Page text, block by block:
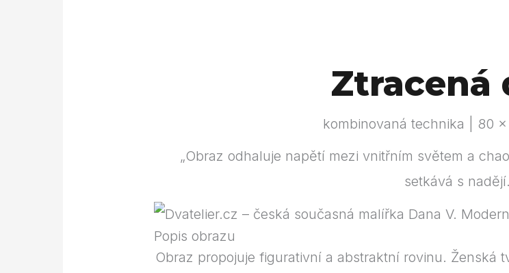
Ztracená
kombinovaná technika | 80
„Obraz odhaluje napětí mezi vnitřním světem a
setkává s
Popis obrazu
Obraz propojuje figurativní a abstraktní rovinu. Ženská